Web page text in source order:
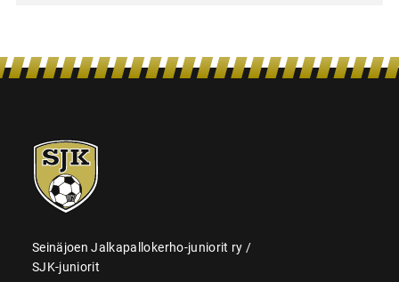
SJK-
juniorit
Seinäjoen Jalkapallokerho-juniorit ry /
SJK-juniorit